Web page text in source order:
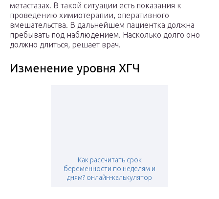
метастазах. В такой ситуации есть показания к
проведению химиотерапии, оперативного
вмешательства. В дальнейшем пациентка должна
пребывать под наблюдением. Насколько долго оно
должно длиться, решает врач.
Изменение уровня ХГЧ
Как рассчитать срок
беременности по неделям и
дням? онлайн-калькулятор